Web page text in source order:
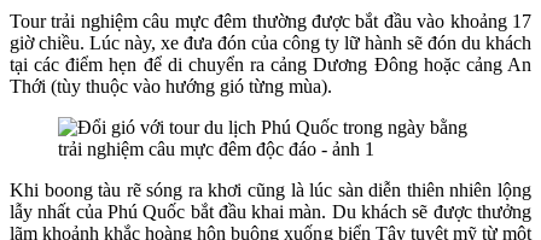
Tour trải nghiệm câu mực đêm thường được bắt đầu vào khoảng 17
giờ chiều. Lúc này, xe đưa đón của công ty lữ hành sẽ đón du khách
tại các điểm hẹn để di chuyển ra cảng Dương Đông hoặc cảng An
Thới (tùy thuộc vào hướng gió từng mùa).
Khi boong tàu rẽ sóng ra khơi cũng là lúc sàn diễn thiên nhiên lộng
lẫy nhất của Phú Quốc bắt đầu khai màn. Du khách sẽ được thưởng
lãm khoảnh khắc hoàng hôn buông xuống biển Tây tuyệt mỹ từ một